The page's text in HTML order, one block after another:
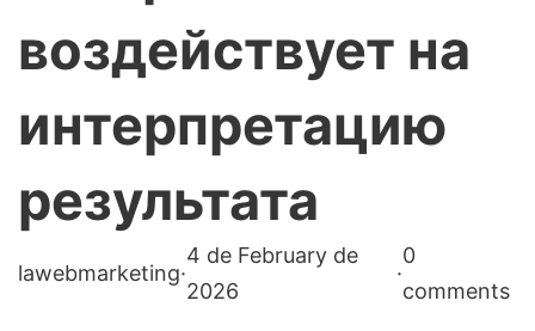
воздействует на
интерпретацию
результата
lawebmarketing·
4 de February de
2026
·
0
comments